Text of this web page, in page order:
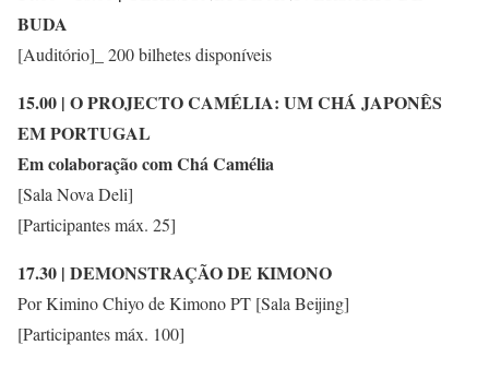
BUDA
[Auditório]_ 200 bilhetes disponíveis
15.00 | O PROJECTO CAMÉLIA: UM CHÁ JAPONÊS
EM PORTUGAL
Em colaboração com Chá Camélia
[Sala Nova Deli]
[Participantes máx. 25]
17.30 | DEMONSTRAÇÃO DE KIMONO
Por Kimino Chiyo de Kimono PT [Sala Beijing]
[Participantes máx. 100]